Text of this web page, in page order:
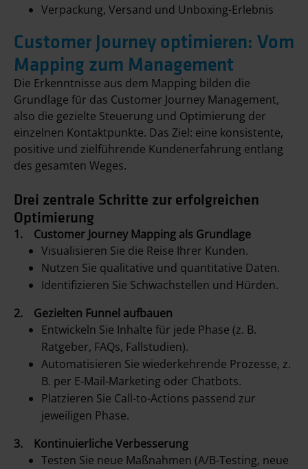
Verpackung, Versand und Unboxing-Erlebnis
Customer Journey optimieren: Vom
Mapping zum Management
Die Erkenntnisse aus dem Mapping bilden die
Grundlage für das Customer Journey Management,
also die gezielte Steuerung und Optimierung der
einzelnen Kontaktpunkte. Das Ziel: eine konsistente,
positive und zielführende Kundenerfahrung entlang
des gesamten Weges.
Drei zentrale Schritte zur erfolgreichen
Optimierung
1. Customer Journey Mapping als Grundlage
Visualisieren Sie die Reise Ihrer Kunden.
Nutzen Sie qualitative und quantitative Daten.
Identifizieren Sie Schwachstellen und Hürden.
2. Gezielten Funnel aufbauen
Entwickeln Sie Inhalte für jede Phase (z. B.
Ratgeber, FAQs, Fallstudien).
Automatisieren Sie wiederkehrende Prozesse, z.
B. per E-Mail-Marketing oder Chatbots.
Platzieren Sie Call-to-Actions passend zur
jeweiligen Phase.
3. Kontinuierliche Verbesserung
Testen Sie neue Maßnahmen (A/B-Testing, neue